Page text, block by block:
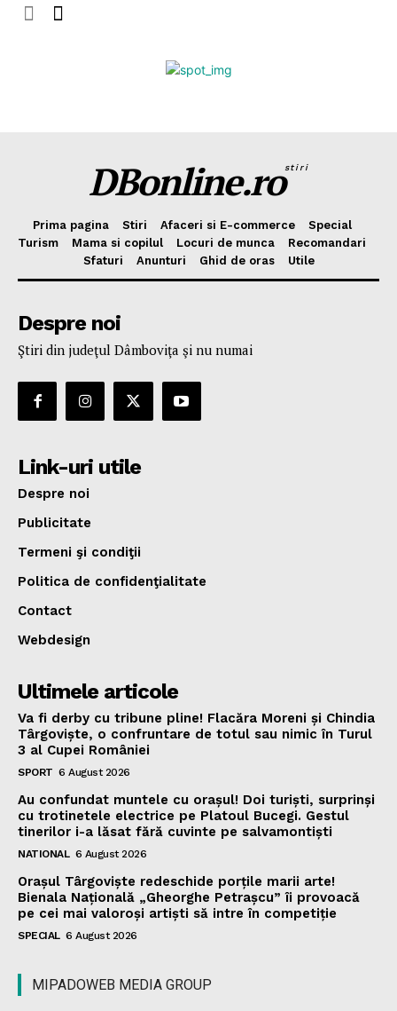
DBonline.rostiri
Prima pagina Stiri Afaceri si E-commerce
Special
Turism
Mama si copilul Locuri de munca
Recomandari
Sfaturi
Anunturi Ghid de oras Utile
Despre noi
Ştiri din judeţul Dâmboviţa şi nu numai
Link-uri utile
Despre noi
Publicitate
Termeni şi condiţii
Politica de confidenţialitate
Contact
Webdesign
Ultimele articole
Va fi derby cu tribune pline! Flacăra Moreni și Chindia
Târgoviște, o confruntare de totul sau nimic în Turul
3 al Cupei României
SPORT 6 August 2026
Au confundat muntele cu orașul! Doi turiști, surprinși
cu trotinetele electrice pe Platoul Bucegi. Gestul
tinerilor i-a lăsat fără cuvinte pe salvamontiști
NATIONAL 6 August 2026
Orașul Târgoviște redeschide porțile marii arte!
Bienala Națională „Gheorghe Petrașcu” îi provoacă
pe cei mai valoroși artiști să intre în competiție
SPECIAL 6 August 2026
MIPADOWEB MEDIA GROUP